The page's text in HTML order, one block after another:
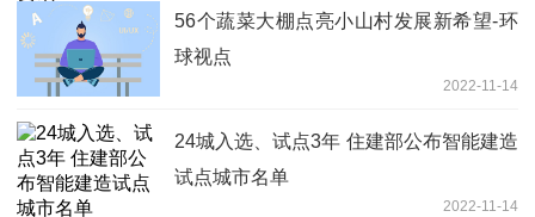
56个蔬菜大棚点亮小山村发展新希望-环
球视点
2022-11-14
24城入选、试点3年 住建部公布智能建造
试点城市名单
2022-11-14